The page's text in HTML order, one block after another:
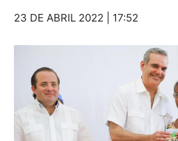
23 DE ABRIL 2022 | 17:52